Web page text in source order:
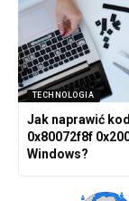
TECHNOLOGIA
Jak naprawić
0x80072f8f
Windows?